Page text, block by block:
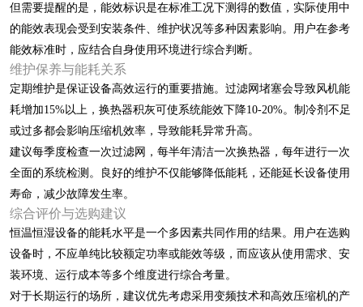
但需要提醒的是，能效标识是在标准工况下测得的数值，实际使用中
的能效表现会受到安装条件、维护状况等多种因素影响。用户在参考
能效标准时，应结合自身使用环境进行综合判断。
维护保养与能耗关系
定期维护是保证设备高效运行的重要措施。过滤网堵塞会导致风机能
耗增加15%以上，换热器积灰可使系统能效下降10-20%。制冷剂不足
或过多都会影响压缩机效率，导致能耗异常升高。
建议每季度检查一次过滤网，每半年清洁一次换热器，每年进行一次
全面的系统检测。良好的维护不仅能够降低能耗，还能延长设备使用
寿命，减少故障发生率。
综合评价与选购建议
恒温恒湿设备的能耗水平是一个多因素共同作用的结果。用户在选购
设备时，不应单纯比较额定功率或能效等级，而应该从使用需求、安
装环境、运行成本等多个维度进行综合考量。
对于长期运行的场所，建议优先考虑采用变频技术和高效压缩机的产